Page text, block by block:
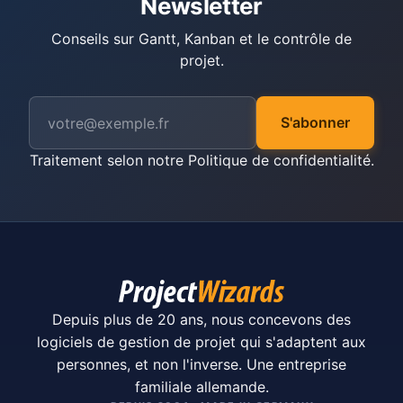
Newsletter
Conseils sur Gantt, Kanban et le contrôle de
projet.
S'abonner
Traitement selon notre Politique de confidentialité.
Depuis plus de 20 ans, nous concevons des
logiciels de gestion de projet qui s'adaptent aux
personnes, et non l'inverse. Une entreprise
familiale allemande.